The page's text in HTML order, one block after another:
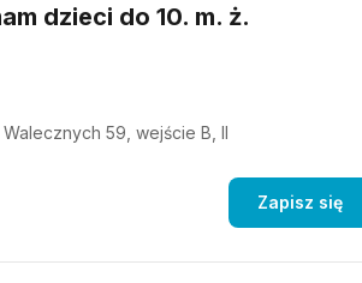
dzieci do 10. m. ż.
59, wejście B, II
Zapisz się